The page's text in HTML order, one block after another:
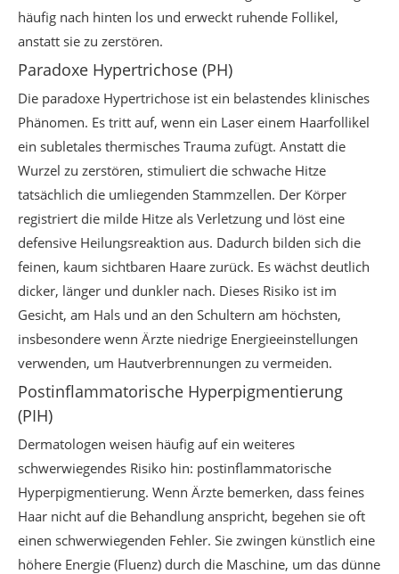
häufig nach hinten los und erweckt ruhende Follikel,
anstatt sie zu zerstören.
Paradoxe Hypertrichose (PH)
Die paradoxe Hypertrichose ist ein belastendes klinisches
Phänomen. Es tritt auf, wenn ein Laser einem Haarfollikel
ein subletales thermisches Trauma zufügt. Anstatt die
Wurzel zu zerstören, stimuliert die schwache Hitze
tatsächlich die umliegenden Stammzellen. Der Körper
registriert die milde Hitze als Verletzung und löst eine
defensive Heilungsreaktion aus. Dadurch bilden sich die
feinen, kaum sichtbaren Haare zurück. Es wächst deutlich
dicker, länger und dunkler nach. Dieses Risiko ist im
Gesicht, am Hals und an den Schultern am höchsten,
insbesondere wenn Ärzte niedrige Energieeinstellungen
verwenden, um Hautverbrennungen zu vermeiden.
Postinflammatorische Hyperpigmentierung
(PIH)
Dermatologen weisen häufig auf ein weiteres
schwerwiegendes Risiko hin: postinflammatorische
Hyperpigmentierung. Wenn Ärzte bemerken, dass feines
Haar nicht auf die Behandlung anspricht, begehen sie oft
einen schwerwiegenden Fehler. Sie zwingen künstlich eine
höhere Energie (Fluenz) durch die Maschine, um das dünne